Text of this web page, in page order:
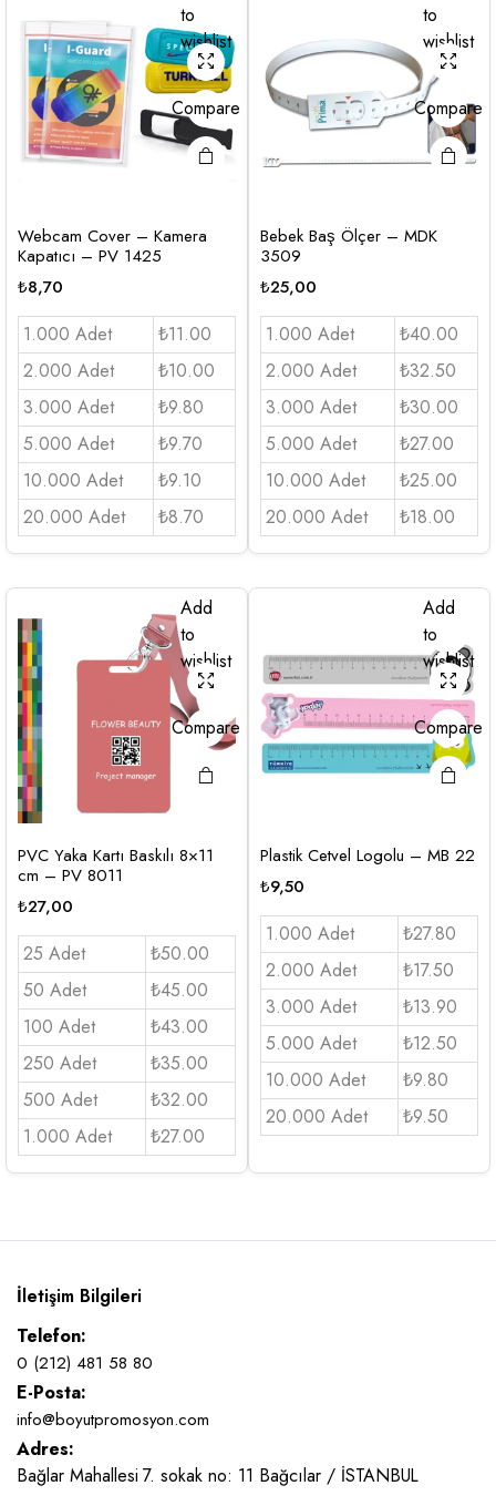
to
wishlist
Compare
Webcam Cover – Kamera
Kapatıcı – PV 1425
₺8,70
1.000 Adet
₺11.00
2.000 Adet
₺10.00
3.000 Adet
₺9.80
5.000 Adet
₺9.70
10.000 Adet
₺9.10
20.000 Adet
₺8.70
to
wishlist
Compare
Bebek Baş Ölçer – MDK
3509
₺25,00
1.000 Adet
₺40.00
2.000 Adet
₺32.50
3.000 Adet
₺30.00
5.000 Adet
₺27.00
10.000 Adet
₺25.00
20.000 Adet
₺18.00
Add
to
wishlist
Compare
PVC Yaka Kartı Baskılı 8×11
cm – PV 8011
₺27,00
25 Adet
₺50.00
50 Adet
₺45.00
100 Adet
₺43.00
250 Adet
₺35.00
500 Adet
₺32.00
1.000 Adet
₺27.00
Add
to
wishlist
Compare
Plastik Cetvel Logolu – MB 22
₺9,50
1.000 Adet
₺27.80
2.000 Adet
₺17.50
3.000 Adet
₺13.90
5.000 Adet
₺12.50
10.000 Adet
₺9.80
20.000 Adet
₺9.50
İletişim Bilgileri
Telefon:
0 (212) 481 58 80
E-Posta:
info@boyutpromosyon.com
Adres:
Bağlar Mahallesi 7. sokak no: 11 Bağcılar / İSTANBUL